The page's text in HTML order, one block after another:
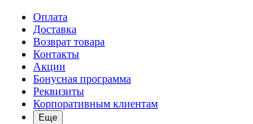
Оплата
Доставка
Возврат товара
Контакты
Акции
Бонусная программа
Реквизиты
Корпоративным клиентам
Еще